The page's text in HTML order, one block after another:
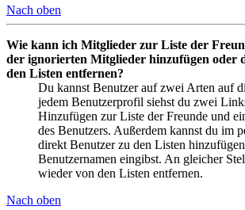
Nach oben
Wie kann ich Mitglieder zur Liste der
der ignorierten Mitglieder hinzufügen oder
den Listen entfernen?
Du kannst Benutzer auf zwei Arten auf
jedem Benutzerprofil siehst du zwei
Hinzufügen zur Liste der Freunde und
des Benutzers. Außerdem kannst du im
direkt Benutzer zu den Listen
Benutzernamen eingibst. An gleicher
wieder von den Listen entfernen.
Nach oben